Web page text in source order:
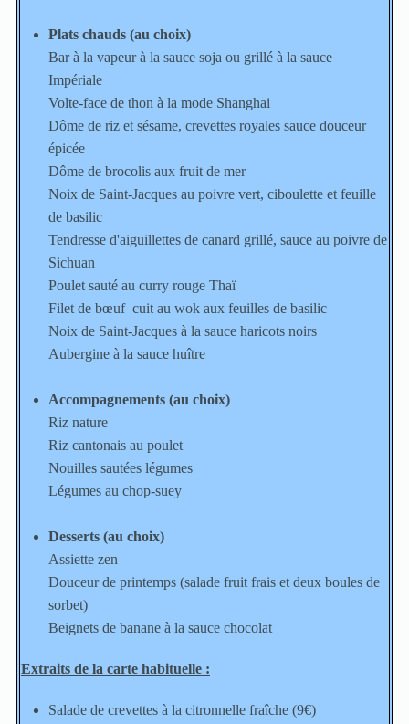
Plats chauds (au choix)
Bar à la vapeur à la sauce soja ou grillé à la sauce
Impériale
Volte-face de thon à la mode Shanghai
Dôme de riz et sésame, crevettes royales sauce douceur
épicée
Dôme de brocolis aux fruit de mer
Noix de Saint-Jacques au poivre vert, ciboulette et feuille
de basilic
Tendresse d'aiguillettes de canard grillé, sauce au poivre de
Sichuan
Poulet sauté au curry rouge Thaï
Filet de bœuf cuit au wok aux feuilles de basilic
Noix de Saint-Jacques à la sauce haricots noirs
Aubergine à la sauce huître
Accompagnements (au choix)
Riz nature
Riz cantonais au poulet
Nouilles sautées légumes
Légumes au chop-suey
Desserts (au choix)
Assiette zen
Douceur de printemps (salade fruit frais et deux boules de
sorbet)
Beignets de banane à la sauce chocolat
Extraits de la carte habituelle :
Salade de crevettes à la citronnelle fraîche (9€)